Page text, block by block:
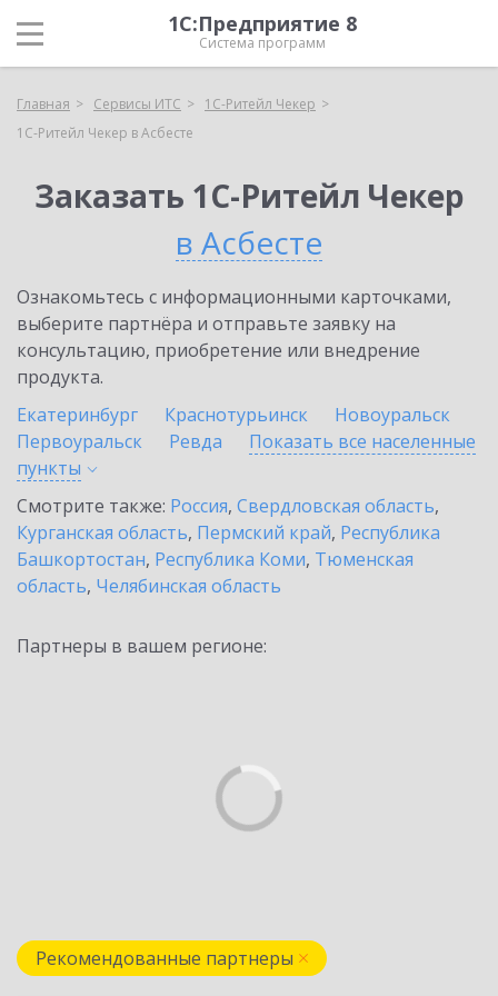
1С:Предприятие 8
Система программ
Главная Сервисы ИТС
1C-Ритейл Чекер
1C-Ритейл Чекер в Асбесте
Заказать 1C-Ритейл Чекер
в Асбесте
Ознакомьтесь с информационными карточками,
выберите партнёра и отправьте заявку на
консультацию, приобретение или внедрение
продукта.
Екатеринбург
Краснотурьинск
Новоуральск
Первоуральск
Ревда
Показать все населенные
пункты
Смотрите также: Россия, Свердловская область,
Курганская область, Пермский край, Республика
Башкортостан, Республика Коми, Тюменская
область, Челябинская область
Партнеры в вашем регионе:
Рекомендованные партнеры